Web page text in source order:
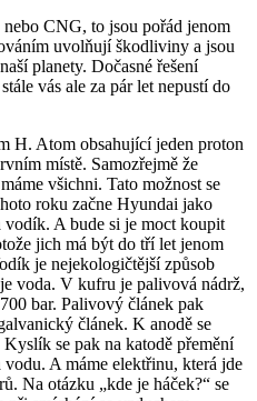
CNG, to jsou pořád jenom
uvolňují škodliviny a jsou
planety. Dočasné řešení
vás ale za pár let nepustí do
H. Atom obsahující jeden proton
místě. Samozřejmě že
všichni. Tato možnost se
roku začne Hyundai jako
A bude si je moct koupit
jich má být do tří let jenom
je nejekologičtější způsob
voda. V kufru je palivová nádrž,
bar. Palivový článek pak
článek. K anodě se
se pak na katodě přemění
A máme elektřinu, která jde
Na otázku „kde je háček?“ se